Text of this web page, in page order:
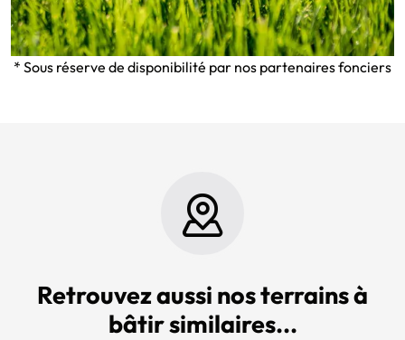
* Sous réserve de disponibilité par nos partenaires fonciers
Retrouvez aussi nos terrains à
bâtir similaires...